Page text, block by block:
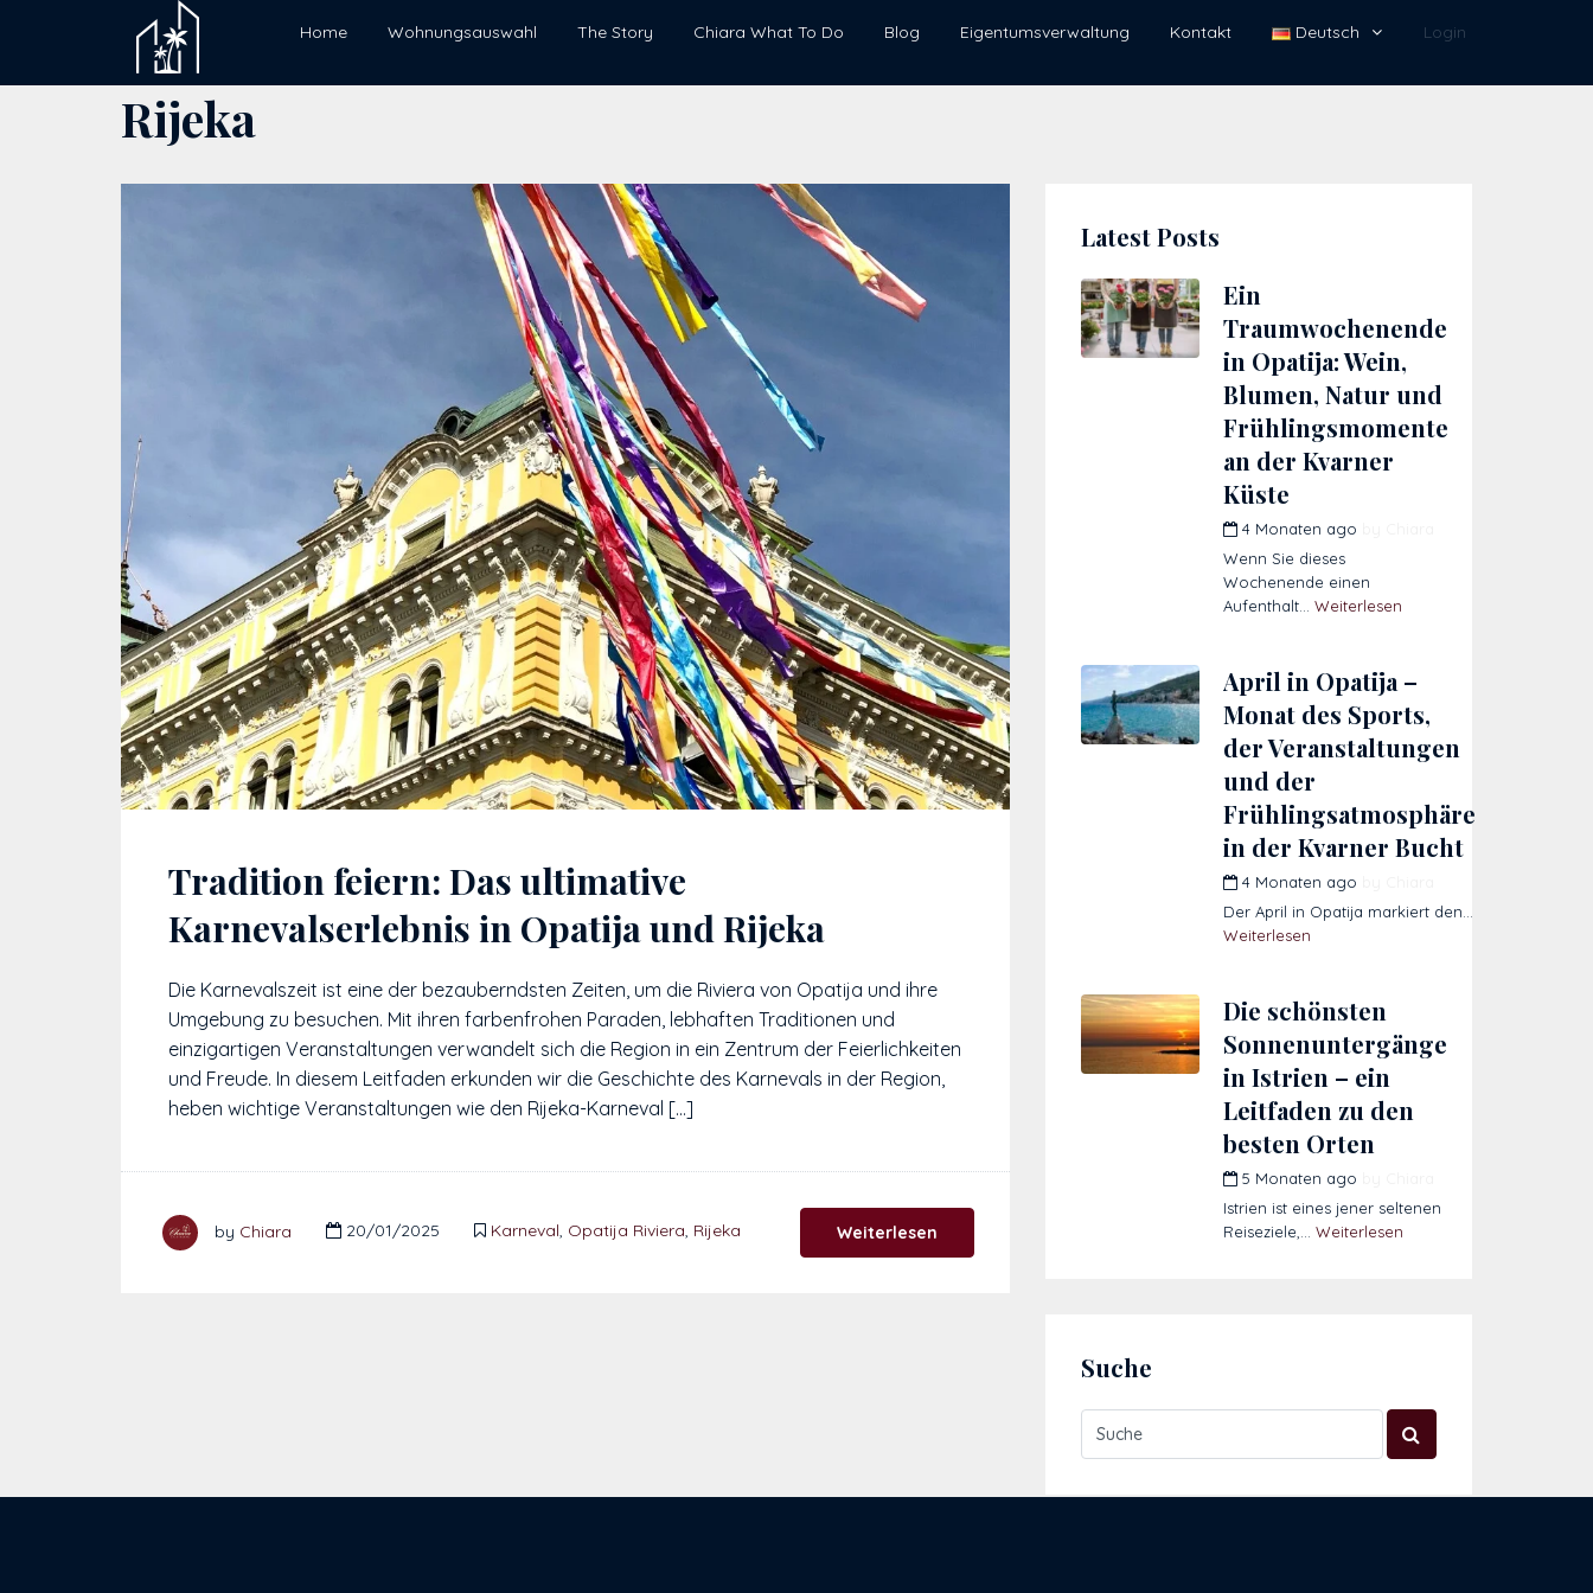
Home Wohnungsauswahl The Story Chiara What To Do Blog Eigentumsverwaltung Kontakt Deutsch Login
Rijeka
Tradition feiern: Das ultimative
Karnevalserlebnis in Opatija und Rijeka
Die Karnevalszeit ist eine der bezauberndsten Zeiten, um die Riviera von Opatija und ihre
Umgebung zu besuchen. Mit ihren farbenfrohen Paraden, lebhaften Traditionen und
einzigartigen Veranstaltungen verwandelt sich die Region in ein Zentrum der Feierlichkeiten
und Freude. In diesem Leitfaden erkunden wir die Geschichte des Karnevals in der Region,
heben wichtige Veranstaltungen wie den Rijeka-Karneval […]
by Chiara 20/01/2025 Karneval, Opatija Riviera, Rijeka Weiterlesen
Latest Posts
Ein
Traumwochenende
in Opatija: Wein,
Blumen, Natur und
Frühlingsmomente
an der Kvarner
Küste
4 Monaten ago
Wenn Sie dieses
Wochenende einen
Aufenthalt... Weiterlesen
April in Opatija –
Monat des Sports,
der Veranstaltungen
und der
Frühlingsatmosphäre
in der Kvarner Bucht
4 Monaten ago
Der April in Opatija markiert den...
Weiterlesen
Die schönsten
Sonnenuntergänge
in Istrien – ein
Leitfaden zu den
besten Orten
5 Monaten ago
Istrien ist eines jener seltenen
Reiseziele,... Weiterlesen
Suche